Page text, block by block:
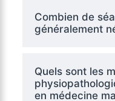
Combien de
généralement
Quels sont les
en médecine